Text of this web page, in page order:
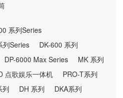
系列Series
列Series
DK-600 系列
DP-6000 Max Series
MK 系列
点歌娱乐一体机
PRO-T系列
列 DH 系列
DKA系列